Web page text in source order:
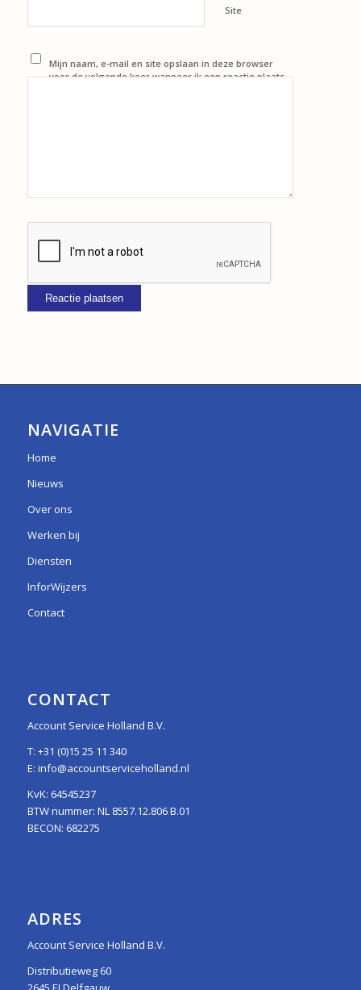
Site
Mijn naam, e-mail en site opslaan in deze browser
voor de volgende keer wanneer ik een reactie plaats.
NAVIGATIE
Home
Nieuws
Over ons
Werken bij
Diensten
InforWijzers
Contact
CONTACT
Account Service Holland B.V.
T: +31 (0)15 25 11 340
E: info@accountserviceholland.nl
KvK: 64545237
BTW nummer: NL 8557.12.806 B.01
BECON: 682275
ADRES
Account Service Holland B.V.
Distributieweg 60